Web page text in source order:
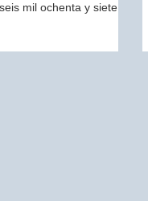
seis mil ochenta y siete